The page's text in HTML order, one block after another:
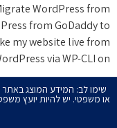
WordPress from
from GoDaddy to
my website live from
via WP-CLI on […]
שימו לב: המידע המוצג באתר
או משפטי. יש להיות יועץ